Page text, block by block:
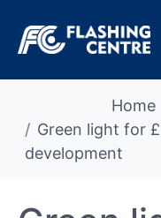
Home
Green light for
development